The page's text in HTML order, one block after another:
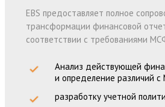
EBS предоставляет полное
трансформации финансовой
соответствии с требованиями
Анализ действующей
и определение различий
разработку учетной